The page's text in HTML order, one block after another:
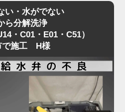
事例です。
クシデント。
いただく案件です。
するとさらに奥へ入り込
厳禁です。
取り出すためには本体の分
。
救出作業だけでなく、同時
い・水がでない
ら分解洗浄
・C01・E01・C51）
で施工 H様